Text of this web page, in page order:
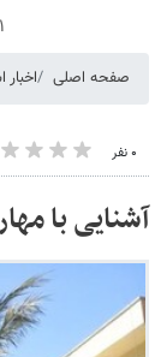
۱ میلیارد اعتبار خرید طلا | بدون ضامن و چک
صفحه اصلی
۰ نفر
آشنایی با